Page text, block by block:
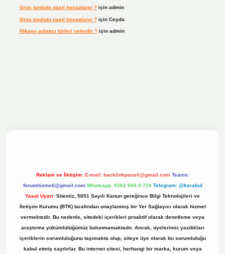
Gros tonilato nasıl hesaplanır ?için admin
Gros tonilato nasıl hesaplanır ?için Ceyda
Hikaye anlatıcı türleri nelerdir ?için admin
Reklam ve İletişim: E-mail: backlinkpaneli@gmail.com Teams:
forumhizmeti@gmail.com Whatsapp: 0262 606 0 726 Telegram: @karabul
Yasal Uyarı: Sitemiz, 5651 Sayılı Kanun gereğince Bilgi Teknolojileri ve
İletişim Kurumu (BTK) tarafından onaylanmış bir Yer Sağlayıcı olarak hizmet
vermektedir. Bu nedenle, sitedeki içerikleri proaktif olarak denetleme veya
araştırma yükümlülüğümüz bulunmamaktadır. Ancak, üyelerimiz yazdıkları
içeriklerin sorumluluğunu taşımakta olup, siteye üye olarak bu sorumluluğu
kabul etmiş sayılırlar. Bu internet sitesi, herhangi bir marka, kurum veya